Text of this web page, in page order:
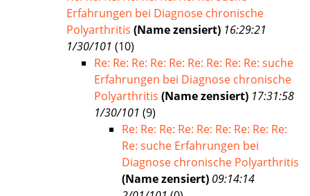
Erfahrungen bei Diagnose chronische
Polyarthritis (Name zensiert) 16:29:21
1/30/101 (10)
Re: Re: Re: Re: Re: Re: Re: Re: Re: suche
Erfahrungen bei Diagnose chronische
Polyarthritis (Name zensiert) 17:31:58
1/30/101 (9)
Re: Re: Re: Re: Re: Re: Re: Re: Re:
Re: suche Erfahrungen bei
Diagnose chronische Polyarthritis
(Name zensiert) 09:14:14